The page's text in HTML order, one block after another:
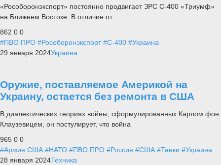
«Рособоронэкспорт» постоянно продвигает ЗРС С-400 «Триумф»
на Ближнем Востоке. В отличие от
862 0 0
#ПВО ПРО #Рособоронэкспорт #С-400 #Украина
29 января 2024Украина
Оружие, поставляемое Америкой на
Украину, остается без ремонта в США
В диалектических теориях войны, сформулированных Карлом фон
Клаузевицем, он постулирует, что война
965 0 0
#Армия США #НАТО #ПВО ПРО #Россия #США #Танки #Украина
28 января 2024Техника